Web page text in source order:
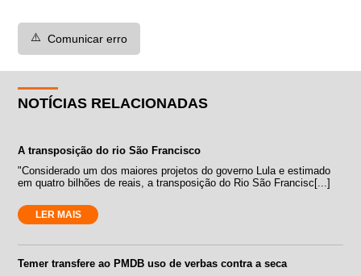
⚠️ Comunicar erro
NOTÍCIAS RELACIONADAS
A transposição do rio São Francisco
"Considerado um dos maiores projetos do governo Lula e estimado
em quatro bilhões de reais, a transposição do Rio São Francisc[...]
LER MAIS
Temer transfere ao PMDB uso de verbas contra a seca